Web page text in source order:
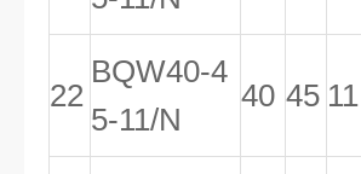
22
BQW40-4
5-11/N
40 45 11